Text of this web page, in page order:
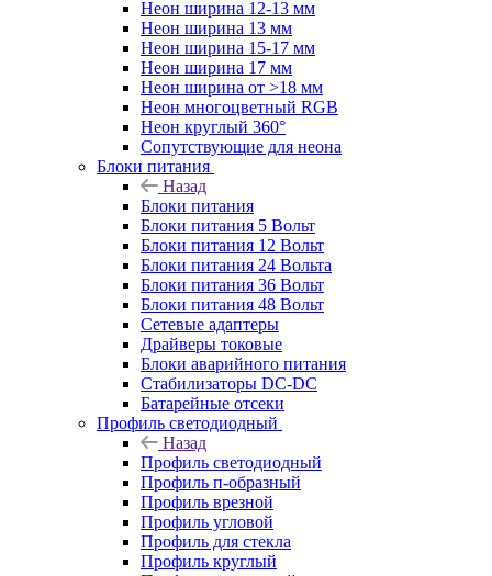
Неон ширина 12-13 мм
Неон ширина 13 мм
Неон ширина 15-17 мм
Неон ширина 17 мм
Неон ширина от >18 мм
Неон многоцветный RGB
Неон круглый 360°
Сопутствующие для неона
Блоки питания
Назад
Блоки питания
Блоки питания 5 Вольт
Блоки питания 12 Вольт
Блоки питания 24 Вольта
Блоки питания 36 Вольт
Блоки питания 48 Вольт
Сетевые адаптеры
Драйверы токовые
Блоки аварийного питания
Стабилизаторы DC-DC
Батарейные отсеки
Профиль светодиодный
Назад
Профиль светодиодный
Профиль п-образный
Профиль врезной
Профиль угловой
Профиль для стекла
Профиль круглый